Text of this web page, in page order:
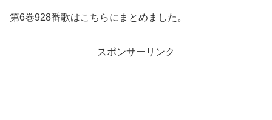
第6巻928番歌はこちらにまとめました。
スポンサーリンク